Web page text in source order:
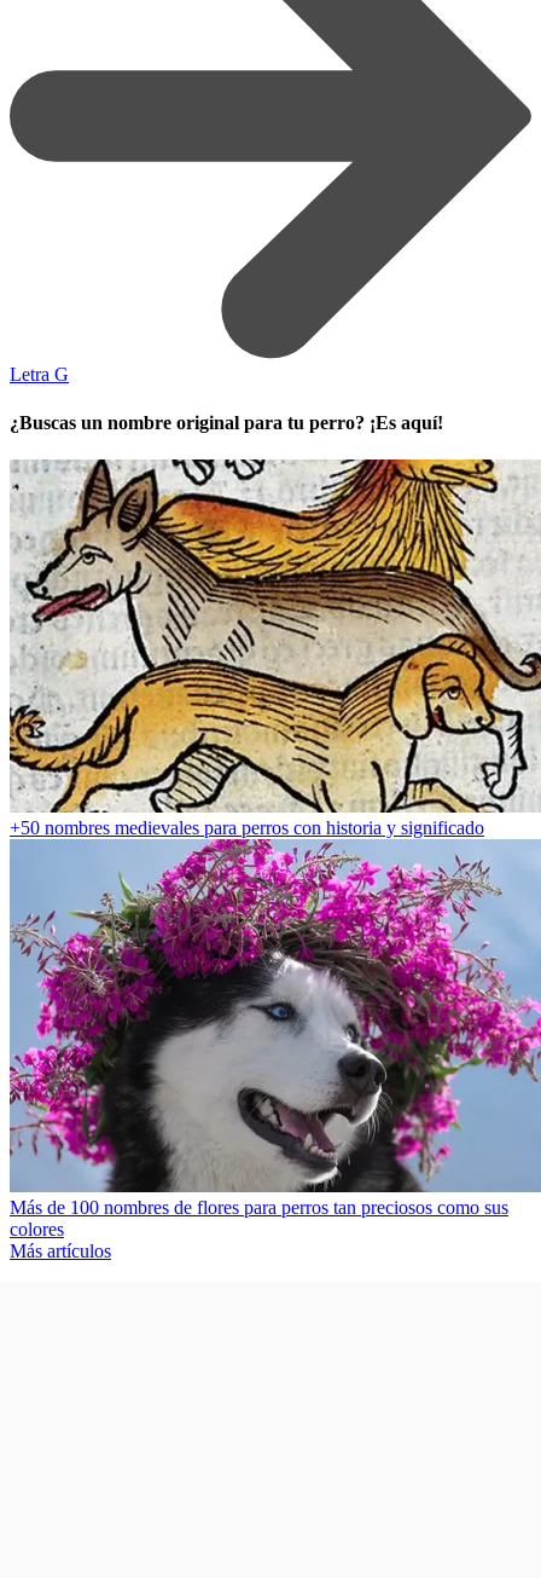
Letra G
¿Buscas un nombre original para tu perro? ¡Es aquí!
+50 nombres medievales para perros con historia y significado
Más de 100 nombres de flores para perros tan preciosos como sus
colores
Más artículos